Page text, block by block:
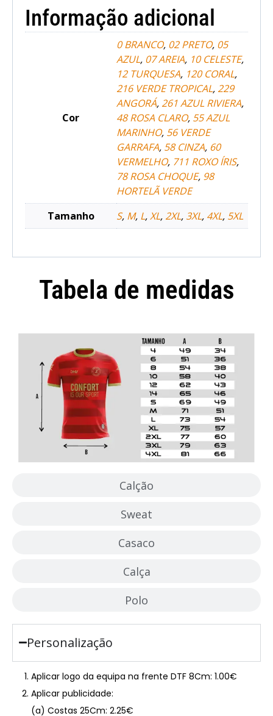
Informação adicional
Cor
0 BRANCO, 02 PRETO, 05
AZUL, 07 AREIA, 10 CELESTE,
12 TURQUESA, 120 CORAL,
216 VERDE TROPICAL, 229
ANGORÁ, 261 AZUL RIVIERA,
48 ROSA CLARO, 55 AZUL
MARINHO, 56 VERDE
GARRAFA, 58 CINZA, 60
VERMELHO, 711 ROXO ÍRIS,
78 ROSA CHOQUE, 98
HORTELÃ VERDE
Tamanho
S, M, L,XL, 2XL, 3XL, 4XL, 5XL
Tabela de medidas
Calção
Sweat
Casaco
Calça
Polo
Personalização
Aplicar logo da equipa na frente DTF 8Cm: 1.00€
Aplicar publicidade:
(a) Costas 25Cm: 2.25€